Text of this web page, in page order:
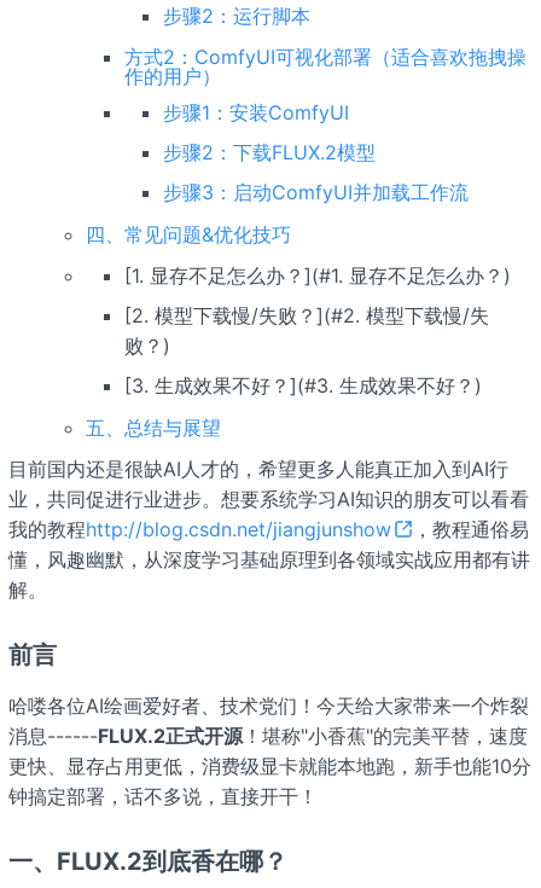
步骤2：运行脚本
方式2：ComfyUI可视化部署（适合喜欢拖拽操
作的用户）
步骤1：安装ComfyUI
步骤2：下载FLUX.2模型
步骤3：启动ComfyUI并加载工作流
四、常见问题&优化技巧
[1. 显存不足怎么办？](#1. 显存不足怎么办？)
[2. 模型下载慢/失败？](#2. 模型下载慢/失
败？)
[3. 生成效果不好？](#3. 生成效果不好？)
五、总结与展望
目前国内还是很缺AI人才的，希望更多人能真正加入到AI行
业，共同促进行业进步。想要系统学习AI知识的朋友可以看看
我的教程http://blog.csdn.net/jiangjunshow
，教程通俗易
懂，风趣幽默，从深度学习基础原理到各领域实战应用都有讲
解。
前言
哈喽各位AI绘画爱好者、技术党们！今天给大家带来一个炸裂
消息------FLUX.2正式开源！堪称"小香蕉"的完美平替，速度
更快、显存占用更低，消费级显卡就能本地跑，新手也能10分
钟搞定部署，话不多说，直接开干！
一、FLUX.2到底香在哪？